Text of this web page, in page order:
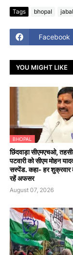
Tags bhopal
Facebook
YOU MIGHT LIKE
BHOPAL
छिंदवाड़ा सीएमएचओ,
पटवारी को सीएम मोहन
सस्पेंड. कहा- हर शुक्रवार
रहें अफसर
August 07, 2026